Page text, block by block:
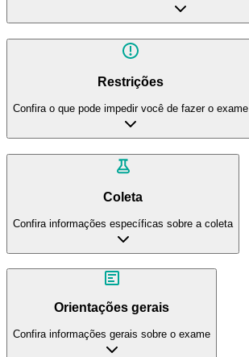
Restrições
Confira o que pode impedir você de fazer o exame
Coleta
Confira informações específicas sobre a coleta
Orientações gerais
Confira informações gerais sobre o exame